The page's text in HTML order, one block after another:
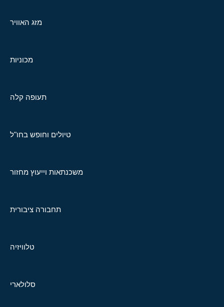
מזג האוויר
מכוניות
תעופה קלה
טיולים וחופש בחו"ל
משכנתאות וייעוץ מחזור
תחבורה ציבורית
טלוויזיה
סלולארי